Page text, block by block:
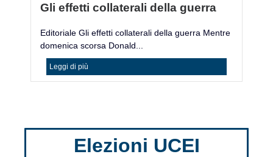
Gli effetti collaterali della guerra
Editoriale Gli effetti collaterali della guerra Mentre
domenica scorsa Donald...
Leggi di più
Elezioni UCEI